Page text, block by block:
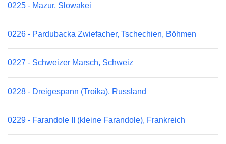
0225 - Mazur, Slowakei
0226 - Pardubacka Zwiefacher, Tschechien, Böhmen
0227 - Schweizer Marsch, Schweiz
0228 - Dreigespann (Troika), Russland
0229 - Farandole II (kleine Farandole), Frankreich